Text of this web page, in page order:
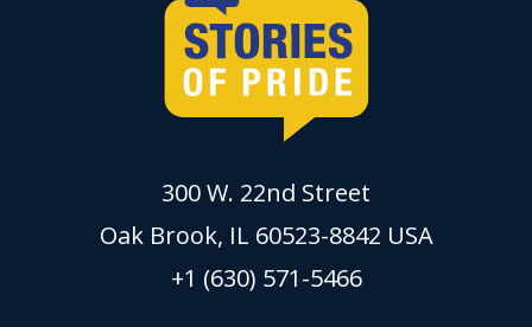
300 W. 22nd Street
Oak Brook, IL 60523-8842 USA
+1 (630) 571-5466